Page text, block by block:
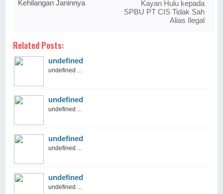
Kehilangan Janinnya
Kayan Hulu kepada
SPBU PT CIS Tidak Sah
Alias Ilegal
Related Posts:
undefined
undefined ...
undefined
undefined ...
undefined
undefined ...
undefined
undefined ...